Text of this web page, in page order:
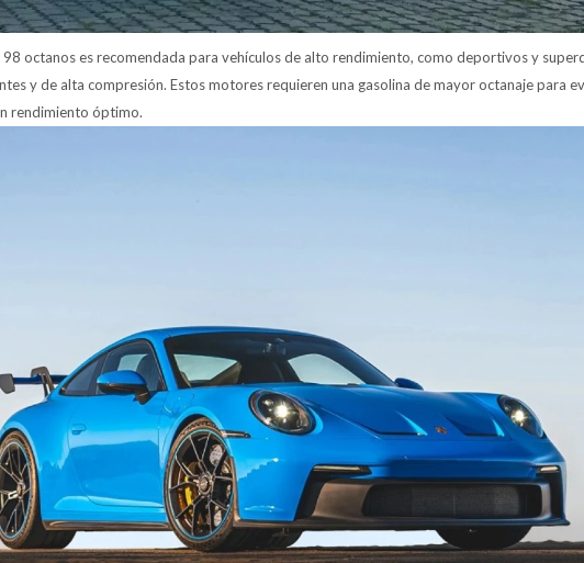
octanos es recomendada para vehículos de alto rendimiento, como deportivos y
y de alta compresión. Estos motores requieren una gasolina de mayor octanaje para
rendimiento óptimo.